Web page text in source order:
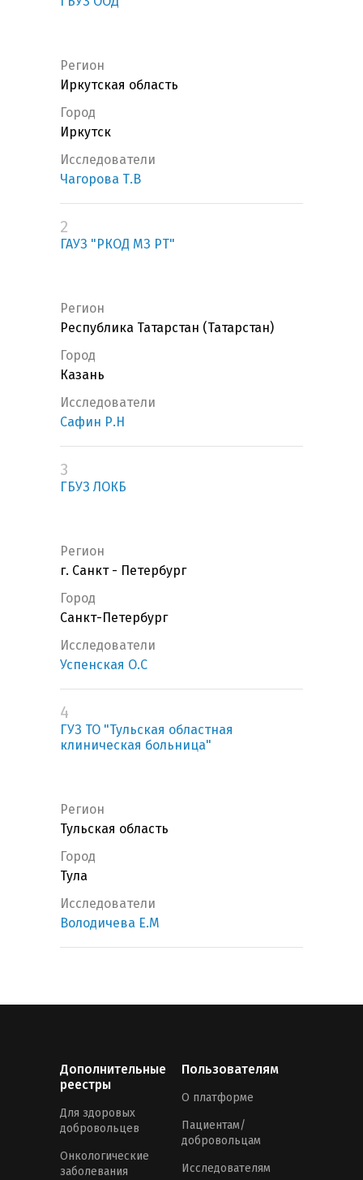
Регион
Иркутская область
Город
Иркутск
Исследователи
Чагорова Т.В
2
ГАУЗ "РКОД МЗ РТ"
Регион
Республика Татарстан (Татарстан)
Город
Казань
Исследователи
Сафин Р.Н
3
ГБУЗ ЛОКБ
Регион
г. Санкт - Петербург
Город
Санкт-Петербург
Исследователи
Успенская О.С
4
ГУЗ ТО "Тульская областная
клиническая больница"
Регион
Тульская область
Город
Тула
Исследователи
Володичева Е.М
Дополнительные
реестры
Для здоровых
добровольцев
Онкологические
заболевания
Пользователям
О платформе
Пациентам/
добровольцам
Исследователям